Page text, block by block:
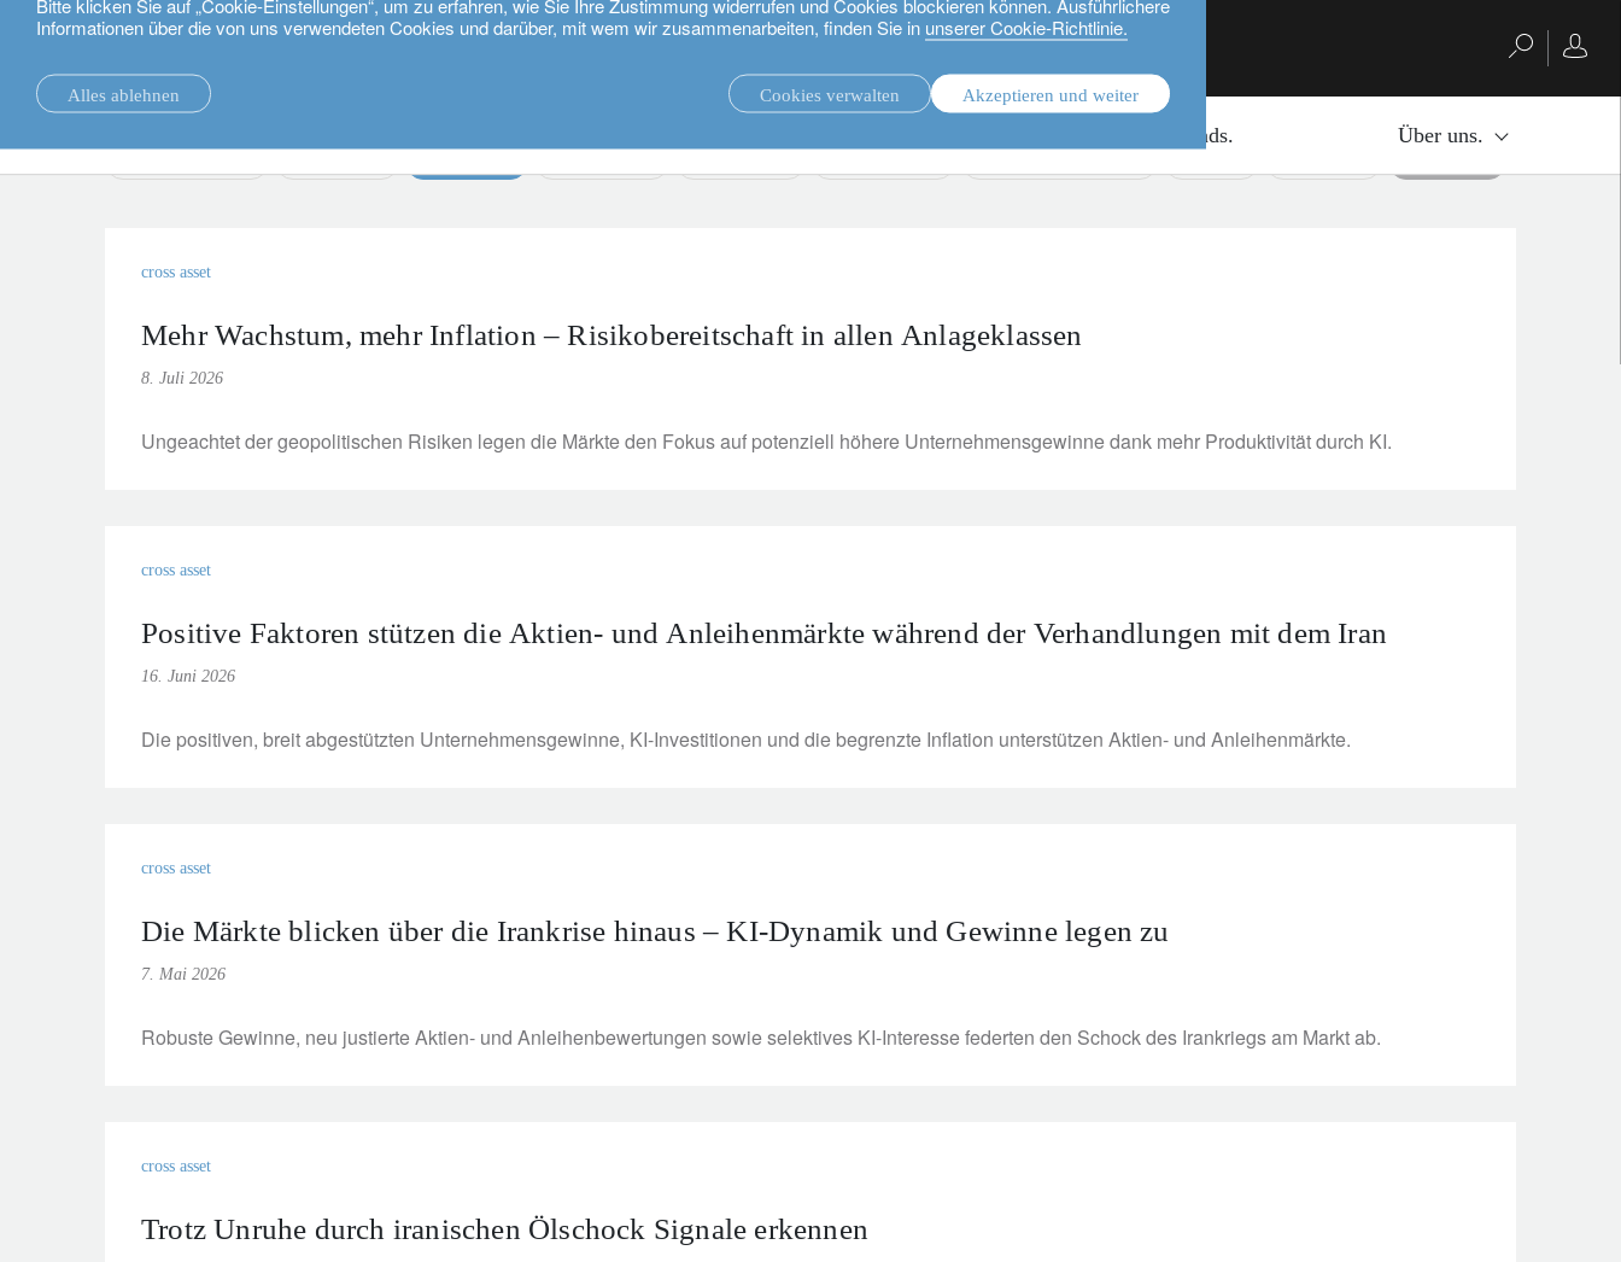
Informationen über die von uns verwendeten Cookies und darüber, mit wem wir zusammenarbeiten, finden Sie in unserer Cookie-Richtlinie.
Alles ablehnen Cookies verwalten Akzeptieren und weiter
Investmentfonds. Über uns.
Nachrichten.
cross asset
Mehr Wachstum, mehr Inflation – Risikobereitschaft in allen Anlageklassen
8. Juli 2026
Ungeachtet der geopolitischen Risiken legen die Märkte den Fokus auf potenziell höhere Unternehmensgewinne dank mehr Produktivität durch KI.
cross asset
Positive Faktoren stützen die Aktien- und Anleihenmärkte während der Verhandlungen mit dem Iran
16. Juni 2026
Die positiven, breit abgestützten Unternehmensgewinne, KI-Investitionen und die begrenzte Inflation unterstützen Aktien- und Anleihenmärkte.
cross asset
Die Märkte blicken über die Irankrise hinaus – KI-Dynamik und Gewinne legen zu
7. Mai 2026
Robuste Gewinne, neu justierte Aktien- und Anleihenbewertungen sowie selektives KI-Interesse federten den Schock des Irankriegs am Markt ab.
cross asset
Trotz Unruhe durch iranischen Ölschock Signale erkennen